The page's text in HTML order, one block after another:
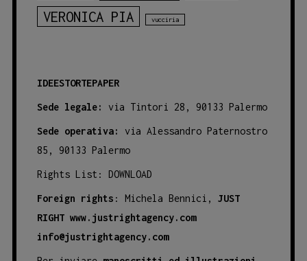
VERONICA PIA vucciria
IDEESTORTEPAPER
Sede legale: via Tintori 28, 90133 Palermo
Sede operativa:
via Alessandro Paternostro
85, 90133 Palermo
Rights List: DOWNLOAD
Foreign rights : Michela Bennici, JUST
RIGHT www.justrightagency.com
info@justrightagency.com